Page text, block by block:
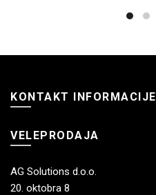
KONTAKT INFORMACIJE
VELEPRODAJA
AG Solutions d.o.o.
20. oktobra 8